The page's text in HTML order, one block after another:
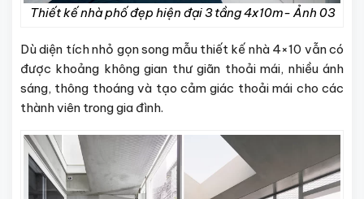
Thiết kế nhà phố đẹp hiện đại 3 tầng 4x10m- Ảnh 03
Dù diện tích nhỏ gọn song mẫu thiết kế nhà 4×10 vẫn có
được khoảng không gian thư giãn thoải mái, nhiều ánh
sáng, thông thoáng và tạo cảm giác thoải mái cho các
thành viên trong gia đình.